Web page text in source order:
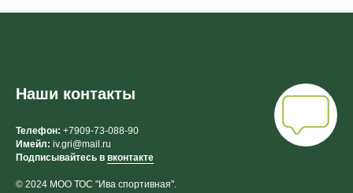
Наши контакты
Телефон: +7909-73-088-90
Имейл: iv.gri@mail.ru
Подписывайтесь в вконтакте
© 2024 МОО ТОС "Ива спортивная".